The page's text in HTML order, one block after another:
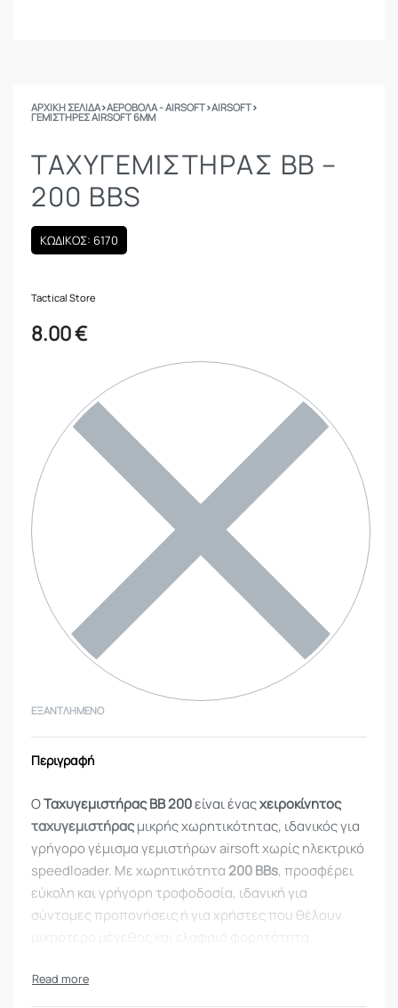
ΑΡΧΙΚΉ ΣΕΛΊΔΑ›ΑΕΡΟΒΟΛΑ - AIRSOFT›AIRSOFT›
ΓΕΜΙΣΤΉΡΕΣ AIRSOFT 6MM
ΤΑΧΥΓΕΜΙΣΤΉΡΑΣ BB –
200 BBS
ΚΩΔΙΚΟΣ: 6170
Tactical Store
8.00€
ΕΞΑΝΤΛΗΜΈΝΟ
Περιγραφή
ΟΤαχυγεμιστήρας BB 200είναι έναςχειροκίνητος
ταχυγεμιστήραςμικρής χωρητικότητας, ιδανικός για
γρήγορο γέμισμα γεμιστήρων airsoft χωρίς ηλεκτρικό
speedloader. Με χωρητικότητα 200 BBs, προσφέρει
εύκολη και γρήγορη τροφοδοσία, ιδανική για
σύντομες προπονήσεις ή για χρήστες που θέλουν
Τεχνικά Χαρακτηριστικά